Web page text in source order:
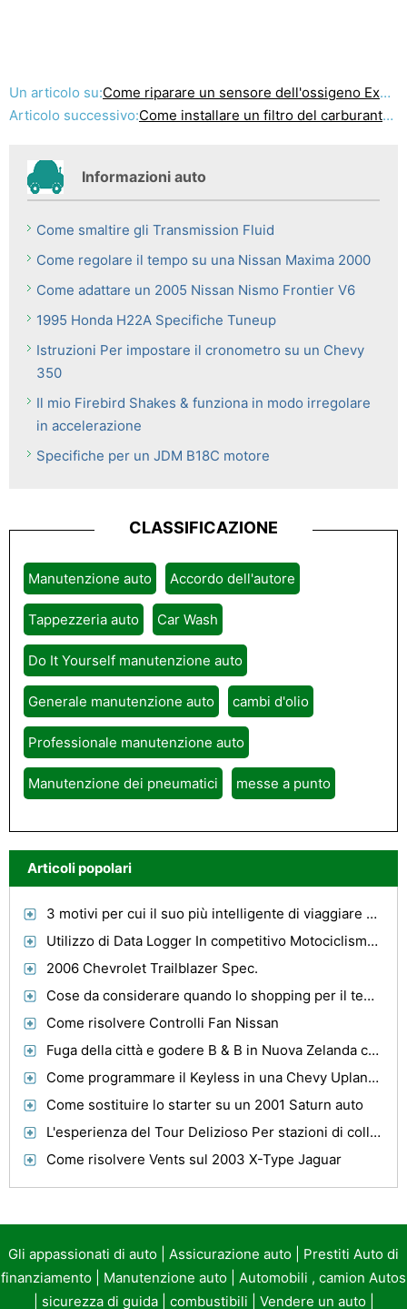
Un articolo su:Come riparare un sensore dell'ossigeno Expedition 1997
Articolo successivo:Come installare un filtro del carburante su una 1999 Ford Ranger
Informazioni auto
Come smaltire gli Transmission Fluid
Come regolare il tempo su una Nissan Maxima 2000
Come adattare un 2005 Nissan Nismo Frontier V6
1995 Honda H22A Specifiche Tuneup
Istruzioni Per impostare il cronometro su un Chevy
350
Il mio Firebird Shakes & funziona in modo irregolare
in accelerazione
Specifiche per un JDM B18C motore
CLASSIFICAZIONE
Manutenzione auto Accordo dell'autore
Tappezzeria auto Car Wash
Do It Yourself manutenzione auto
Generale manutenzione auto cambi d'olio
Professionale manutenzione auto
Manutenzione dei pneumatici messe a punto
Articoli popolari
3 motivi per cui il suo più intelligente di viaggiare con un jet privato
Utilizzo di Data Logger In competitivo Motociclismo: Vista di un esperto
2006 Chevrolet Trailblazer Spec.
Cose da considerare quando lo shopping per il tempo libero Scarpe
Come risolvere Controlli Fan Nissan
Fuga della città e godere B & B in Nuova Zelanda come parte dei vostri viaggi
Come programmare il Keyless in una Chevy Uplander 2006
Come sostituire lo starter su un 2001 Saturn auto
L'esperienza del Tour Delizioso Per stazioni di collina in India
Come risolvere Vents sul 2003 X-Type Jaguar
Gli appassionati di auto Assicurazione auto
Prestiti Auto di
finanziamento
Manutenzione auto
Automobili , camion Autos
sicurezza di guida| combustibili Vendere un auto|